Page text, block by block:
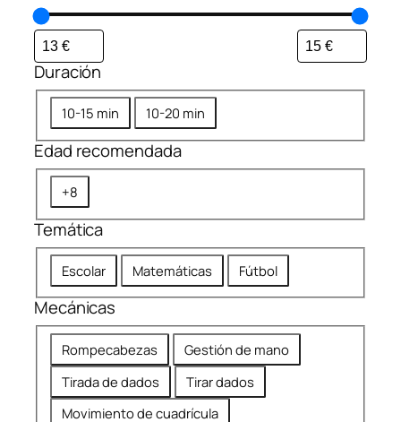
Duración
u
r
a
i
ó
n
10-15 min 10-20 min
Edad recomendada
d
a
d
e
c
o
m
+8
Temática
T
e
m
á
c
Escolar Matemáticas Fútbol
Mecánicas
M
e
Rompecabezas
Gestión de mano
Tirada de dados
Tirar dados
Movimiento de cuadrícula